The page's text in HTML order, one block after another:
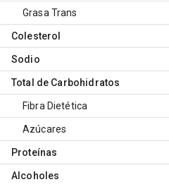
Grasa Trans
Colesterol
Sodio
Total de Carbohidratos
Fibra Dietética
Azúcares
Proteínas
Alcoholes